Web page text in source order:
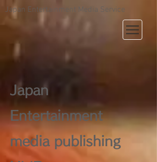
Japan Entertainment Media Service
Japan
Entertainment
media publishing